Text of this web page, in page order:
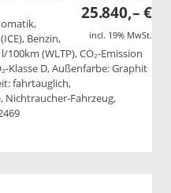
25.840,– €
incl. 19% MwSt.
Benzin,
(WLTP), CO₂-Emission
Klasse D, Außenfarbe: Graphit
fahrtauglich,
Nichtraucher-Fahrzeug,
drucken